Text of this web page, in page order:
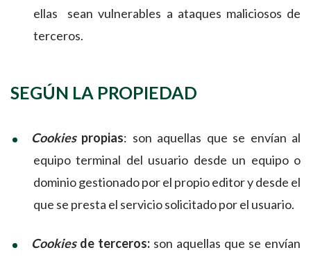
ellas sean vulnerables a ataques maliciosos de
terceros.
SEGÚN LA PROPIEDAD
Cookiespropias: son aquellas que se envían al
equipo terminal del usuario desde un equipo o
dominio gestionado por el propio editor y desde el
que se presta el servicio solicitado por el usuario.
Cookiesde terceros: son aquellas que se envían